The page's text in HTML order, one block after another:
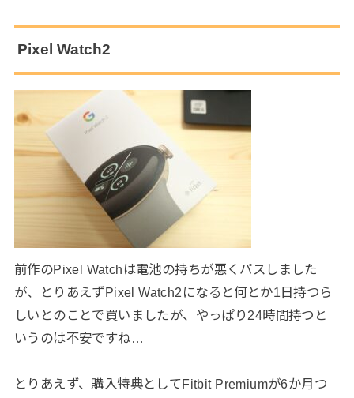
Pixel Watch2
前作のPixel Watchは電池の持ちが悪くパスしました
が、とりあえずPixel Watch2になると何とか1日持つら
しいとのことで買いましたが、やっぱり24時間持つと
いうのは不安ですね…
とりあえず、購入特典としてFitbit Premiumが6か月つ